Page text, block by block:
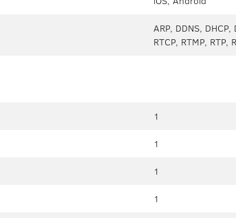
ARP, DDNS,
RTCP, RTMP, RTP,
1
1
1
1